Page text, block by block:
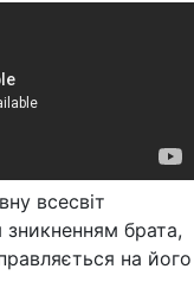
всесвіт
брата,
на його